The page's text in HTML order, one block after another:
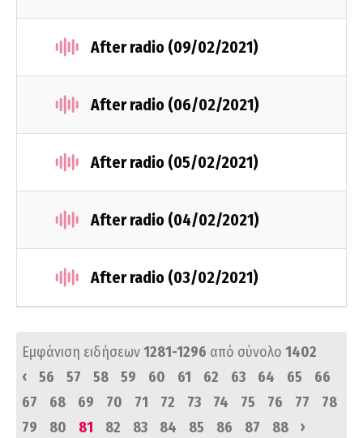
After radio (09/02/2021)
After radio (06/02/2021)
After radio (05/02/2021)
After radio (04/02/2021)
After radio (03/02/2021)
Εμφάνιση ειδήσεων1281-1296 από σύνολο 1402
‹
56 57 58 59 60 61 62 63 64 65
66
67
68 69 70 71 72 73 74 75 76 77
78
79
80 81 82 83 84 85 86 87 88 ›